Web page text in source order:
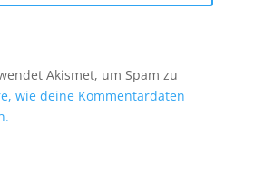
Akismet, um Spam zu
wie deine Kommentardaten